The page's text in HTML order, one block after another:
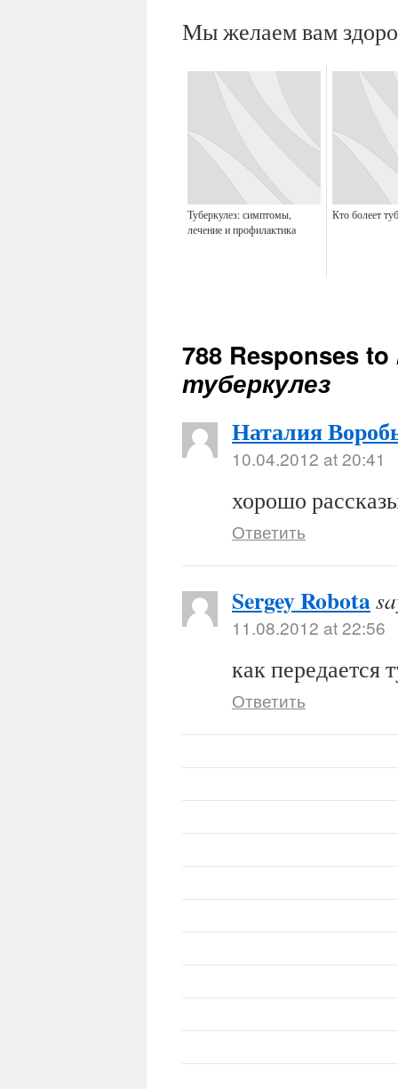
Мы желаем вам
Туберкулез: симптомы,
лечение и профилактика
Кто болеет
788 Responses to
туберкулез
Наталия
10.04.2012 at 20:41
хорошо
Ответить
Sergey Robota
11.08.2012 at 22:56
как передается
Ответить